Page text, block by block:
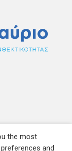
the most
and